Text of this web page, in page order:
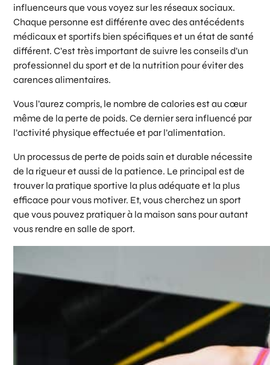
influenceurs que vous voyez sur les réseaux sociaux.
Chaque personne est différente avec des antécédents
médicaux et sportifs bien spécifiques et un état de santé
différent. C’est très important de suivre les conseils d’un
professionnel du sport et de la nutrition pour éviter des
carences alimentaires.
Vous l’aurez compris, le nombre de calories est au cœur
même de la perte de poids. Ce dernier sera influencé par
l’activité physique effectuée et par l’alimentation.
Un processus de perte de poids sain et durable nécessite
de la rigueur et aussi de la patience. Le principal est de
trouver la pratique sportive la plus adéquate et la plus
efficace pour vous motiver. Et, vous cherchez un sport
que vous pouvez pratiquer à la maison sans pour autant
vous rendre en salle de sport.